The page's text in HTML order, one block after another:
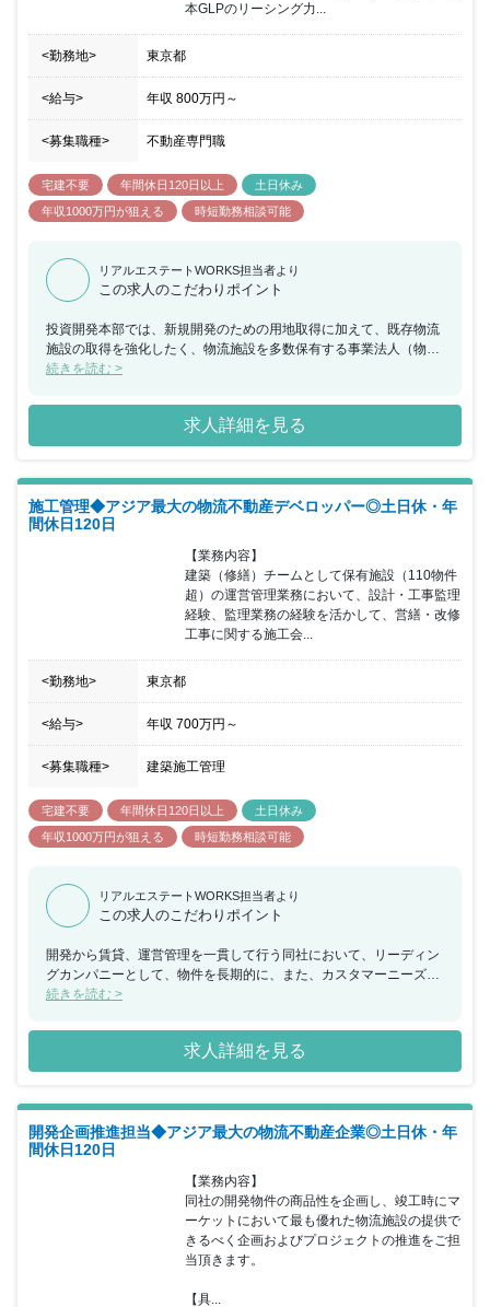
本GLPのリーシング力...
<勤務地> 東京都
<給与> 年収 800万円 ～
<募集職種> 不動産専門職
宅建不要 年間休日120日以上
土日休み
年収1000万円が狙える
時短勤務相談可能
リアルエステートWORKS担当者より
この求人のこだわりポイント
投資開発本部では、新規開発のための用地取得に加えて、既存物流
施設の取得を強化したく、物流施設を多数保有する事業法人（物流
会社・メーカー等）への保有賃貸物流施設の売却やセールアンドリ
ン提案ができる人材を通じた案件創出を目的として、法人向けの不
動産関連のソリューション営業、仲介営業や信託銀行、証券会社、
大手仲介会社、大手不動産会社、不動産ファンド等での経験を活か
続きを読む >
求人詳細を見る
施工管理◆アジア最大の物流不動産デベロッパー◎土日休・年
間休日120日
【業務内容】
建築（修繕）チームとして保有施設（110物件
超）の運営管理業務において、設計・工事監理
経験、監理業務の経験を活かして、営繕・改修
工事に関する施工会...
<勤務地> 東京都
<給与> 年収 700万円 ～
<募集職種> 建築施工管理
宅建不要 年間休日120日以上
土日休み
年収1000万円が狙える
時短勤務相談可能
リアルエステートWORKS担当者より
この求人のこだわりポイント
開発から賃貸、運営管理を一貫して行う同社において、リーディン
グカンパニーとして、物件を長期的に、また、カスタマーニーズを
捉える視点で運営管理実施していくための技術面を支える人材を求
ーシップを取って仕事を進めることが出来ます。リーディングカン
パニーとして、知識や経験を活かしながら新たな価値を生み出せる
やりがいのある仕事です。新しい発想や、やりたいと思うことがあ
続きを読む >
求人詳細を見る
開発企画推進担当◆アジア最大の物流不動産企業◎土日休・年
間休日120日
【業務内容】
同社の開発物件の商品性を企画し、竣工時にマ
ーケットにおいて最も優れた物流施設の提供で
きるべく企画およびプロジェクトの推進をご担
当頂きます。
【具...